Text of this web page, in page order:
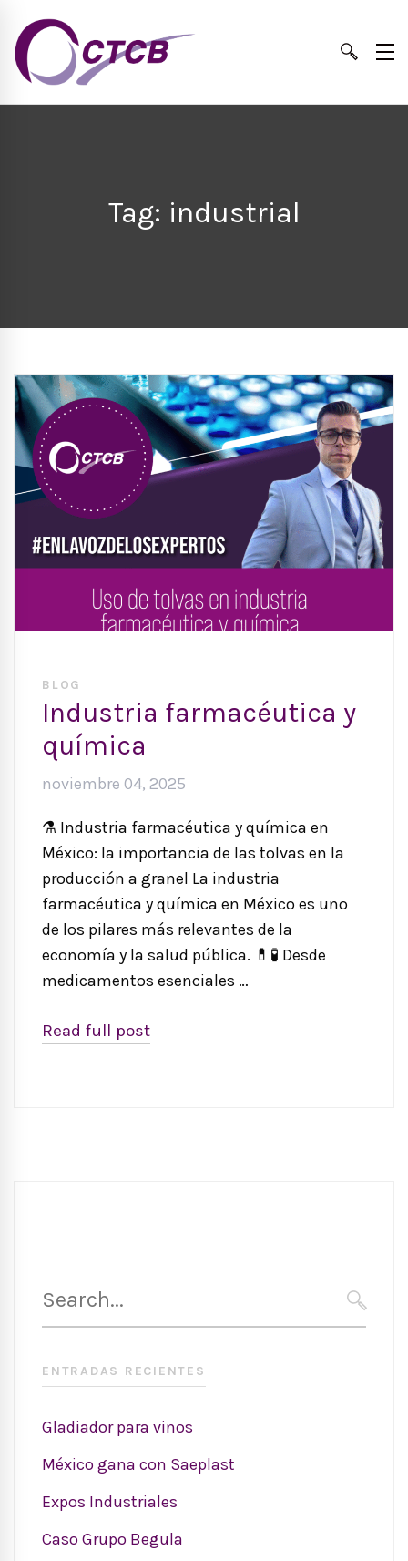
Tag: industrial
BLOG
Industria farmacéutica y
química
noviembre 04, 2025
⚗️ Industria farmacéutica y química en
México: la importancia de las tolvas en la
producción a granel La industria
farmacéutica y química en México es uno
de los pilares más relevantes de la
economía y la salud pública. 💊🧪 Desde
medicamentos esenciales …
Read full post
for:
ENTRADAS RECIENTES
Gladiador para vinos
México gana con Saeplast
Expos Industriales
Caso Grupo Begula